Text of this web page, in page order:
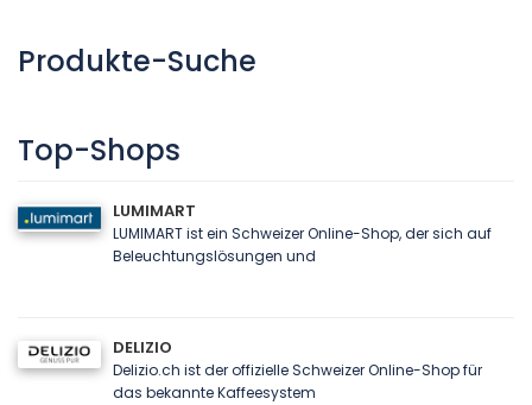
Produkte-Suche
Top-Shops
LUMIMART
LUMIMART ist ein Schweizer Online-Shop, der sich auf
Beleuchtungslösungen und
DELIZIO
Delizio.ch ist der offizielle Schweizer Online-Shop für
das bekannte Kaffeesystem